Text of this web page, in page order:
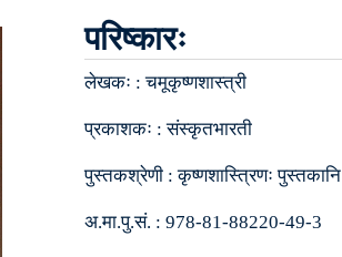
परिष्कारः
लेखकः :चमूकृष्णशास्त्री
प्रकाशकः :संस्कृतभारती
पुस्तकश्रेणी :कृष्णशास्त्रिणः पुस्तकानि
अ.मा.पु.सं. : 978-81-88220-49-3